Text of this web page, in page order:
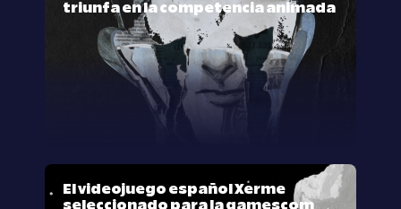
triunfa en la competencia animada
El videojuego español Xerme
seleccionado para la gamescom